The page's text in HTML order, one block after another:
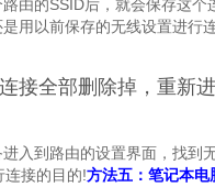
由的SSID后，就会保存这个
用以前保存的无线设置进行
接全部删除掉，重新
入到路由的设置界面，找到
连接的目的!方法五：笔记本